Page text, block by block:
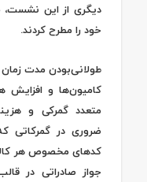
دیگری از این نشست،
خود را مطرح کردند.
طولانی‌بودن مدت
کامیون‌‌‌‌‌‌ها و افزایش
متعدد گمرکی و
کدهای مخصوص هر
جواز صادراتی در